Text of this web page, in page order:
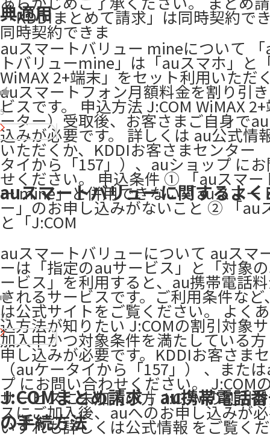
「KDDIまとめて請求」は同時契約で
同時契約できま
典適用
auスマートバリュー mineについて
トバリューmine」は「auスマホ」と
WiMAX 2+端末」をセット利用いただ
auスマートフォン月額料金を割り引
ビスです。 申込方法 J:COM WiMAX
ーター）受取後、お客さまご自身で
込みが必要です。 詳しくは au公式情
いただくか、KDDIお客さまセンター
タイから「157」）、auショップ に
せください。 申込条件 ① 「auスマー
ー mine」と併用できない「auスマー
ー」のお申し込みがないこと ② 「au
と「J:COM
5
auスマートバリューに関するよ
auスマートバリューについて auスマ
ーは「指定のauサービス」と「対象
ービス」を利用すると、au携帯電話
されるサービスです。ご利用条件など
は公式サイトをご覧ください。 よく
込方法が知りたい J:COMの割引対象
加入中かつ対象条件を満たしている
申し込みが必要です。KDDIお客さま
（auケータイから「157」） 、また
プ にお問い合わせください。 J:COM
サービスに未加入の方 J:COMの割引
スにご加入後、auへのお申し込みが
いずれも詳しくは公式情報 をご覧く
11
J:COMまとめ請求｜au携帯電話
の手続方法